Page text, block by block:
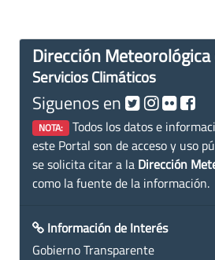
Dirección Meteorológica
Servicios Climáticos
Siguenos en
NOTA: Todos los datos e
este Portal son de acceso y uso
se solicita citar a la Dirección
como la fuente de la información.
Información de Interés
Gobierno Transparente